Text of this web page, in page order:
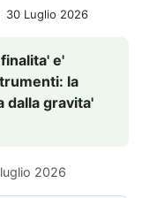
30 Luglio 2026
e'
la
dalla gravita'
2026